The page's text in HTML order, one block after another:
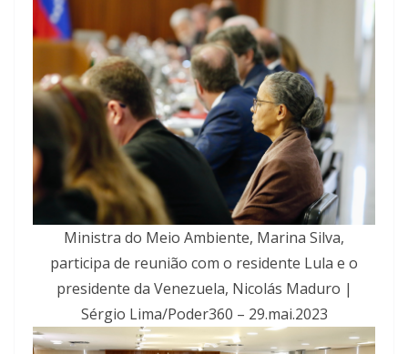
Ministra do Meio Ambiente, Marina Silva,
participa de reunião com o residente Lula e o
presidente da Venezuela, Nicolás Maduro |
Sérgio Lima/Poder360 – 29.mai.2023